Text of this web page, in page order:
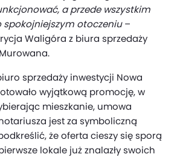
a przede wszystkim
spokojniejszym otoczeniu–
Waligóra z biura sprzedaży
sprzedaży inwestycji Nowa
wyjątkową promocję, w
mieszkanie, umowa
jest za symboliczną
że oferta cieszy się sporą
lokale już znalazły swoich